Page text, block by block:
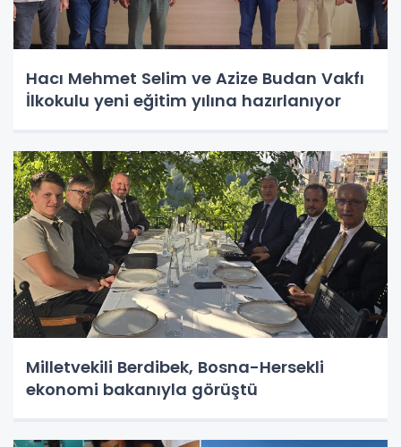
Hacı Mehmet Selim ve Azize Budan Vakfı
İlkokulu yeni eğitim yılına hazırlanıyor
Milletvekili Berdibek, Bosna-Hersekli
ekonomi bakanıyla görüştü